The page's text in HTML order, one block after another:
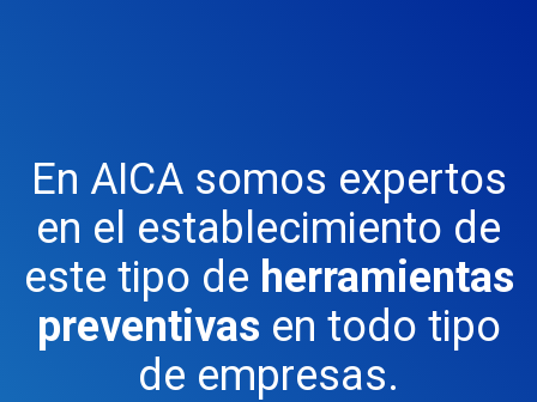
En AICA somos expertos
en el establecimiento de
este tipo de herramientas
preventivas en todo tipo
de empresas.